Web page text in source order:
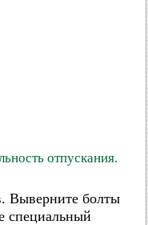
отпускания.
Выверните болты
специальный